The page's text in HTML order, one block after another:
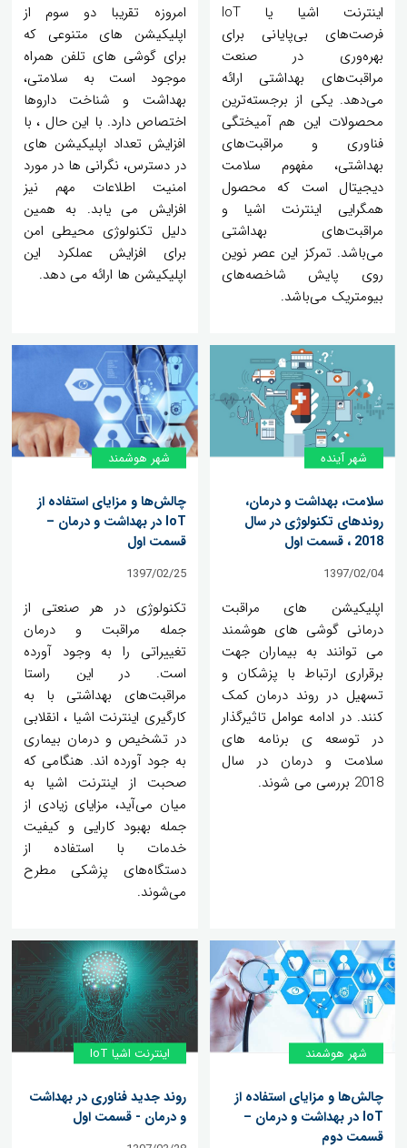
اینترنت اشیا یا IoT
فرصت‌های بی‌پایانی برای
بهره‌وری در صنعت
مراقبت‌های بهداشتی ارائه
می‌دهد. یکی از برجسته‌ترین
محصولات این هم آمیختگی
فناوری و مراقبت‌های
بهداشتی، مفهوم سلامت
دیجیتال است که محصول
همگرایی اینترنت اشیا و
مراقبت‌های بهداشتی
می‌باشد. تمرکز این عصر نوین
روی پایش شاخصه‌های
بیومتریک می‌باشد.
امروزه تقریبا دو سوم از
اپلیکیشن های متنوعی که
برای گوشی های تلفن همراه
موجود است به سلامتی،
بهداشت و شناخت داروها
اختصاص دارد. با این حال ، با
افزایش تعداد اپلیکیشن های
در دسترس، نگرانی ها در مورد
امنیت اطلاعات مهم نیز
افزایش می یابد. به همین
دلیل تکنولوژی محیطی امن
برای افزایش عملکرد این
اپلیکیشن ها ارائه می دهد.
شهر آینده
سلامت، بهداشت و درمان،
روندهای تکنولوژی در سال
2018 ، قسمت اول
1397/02/04
اپلیکیشن های مراقبت
درمانی گوشی های هوشمند
می توانند به بیماران جهت
برقراری ارتباط با پزشکان و
تسهیل در روند درمان کمک
کنند. در ادامه عوامل تاثیرگذار
در توسعه ی برنامه های
سلامت و درمان در سال
2018 بررسی می شوند.
شهر هوشمند
چالش‌ها و مزایای استفاده از
IoT در بهداشت و درمان –
قسمت اول
1397/02/25
تکنولوژی در هر صنعتی از
جمله مراقبت و درمان
تغییراتی را به وجود آورده
است. در این راستا
مراقبت‌های بهداشتی با به
کارگیری اینترنت اشیا ، انقلابی
در تشخیص و درمان بیماری
به جود آورده اند. هنگامی که
صحبت از اینترنت اشیا به
میان می‌آید، مزایای زیادی از
جمله بهبود کارایی و کیفیت
خدمات با استفاده از
دستگاه‌های پزشکی مطرح
می‌شوند.
شهر هوشمند
چالش‌ها و مزایای استفاده از
IoT در بهداشت و درمان –
قسمت دوم
اینترنت اشیا IoT
روند جدید فناوری در بهداشت
و درمان - قسمت اول